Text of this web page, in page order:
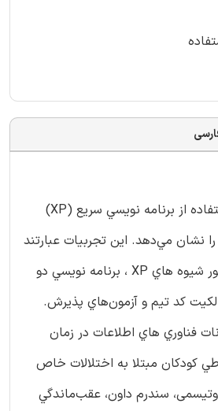
اين مقاله تجربيات استفاده از برنامه نويسي سريع (XP)
نشان مي‌دهد. اين تجربيات عبارتند
از توسعه ي آزمون محور شيوه هاي XP ، برنامه نويسي دو
كد تيم و آزمون‌هاي پذيرش.
فناوري هاي اطلاعات در زمان
كودكان مبتلا به اختلالات خاص
سندرم داون،‌ عقب‌ماندگي